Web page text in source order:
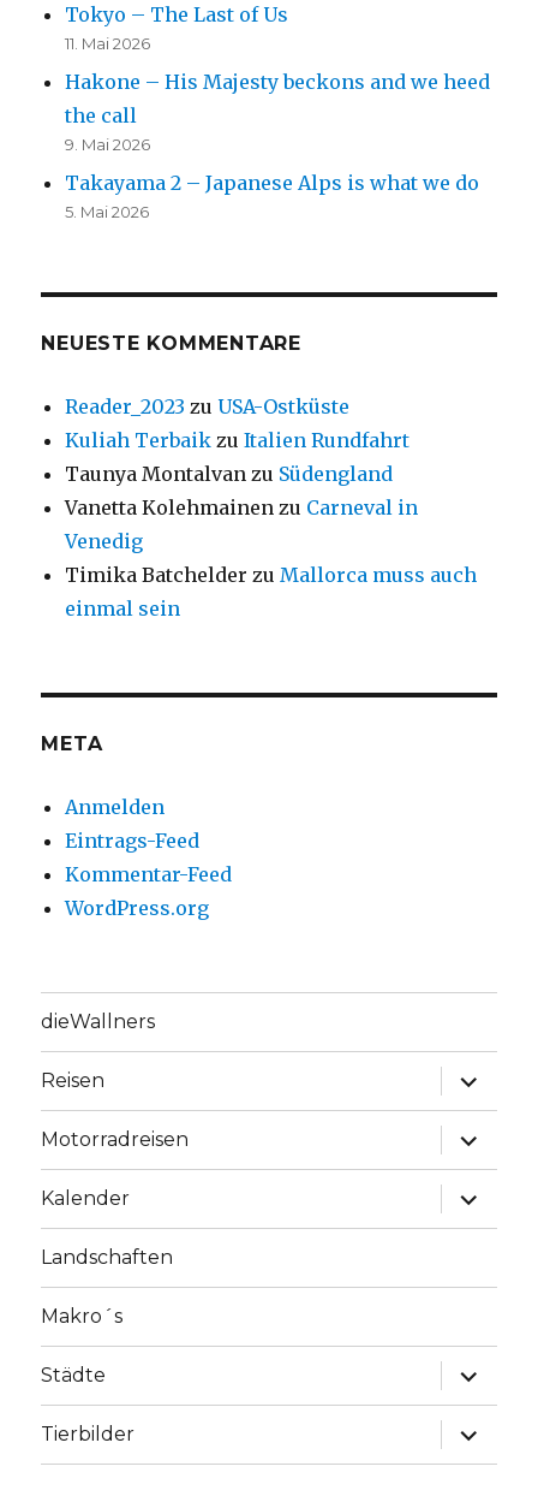
Tokyo – The Last of Us
11. Mai 2026
Hakone – His Majesty beckons and we heed
the call
9. Mai 2026
Takayama 2 – Japanese Alps is what we do
5. Mai 2026
NEUESTE KOMMENTARE
Reader_2023 zuUSA-Ostküste
Kuliah Terbaik zuItalien Rundfahrt
Taunya Montalvan zu Südengland
Vanetta Kolehmainen zu Carneval in
Venedig
Timika Batchelder zu Mallorca muss auch
einmal sein
META
Anmelden
Eintrags-Feed
Kommentar-Feed
WordPress.org
dieWallners
Reisen
Motorradreisen
Kalender
Landschaften
Makro´s
Städte
Tierbilder